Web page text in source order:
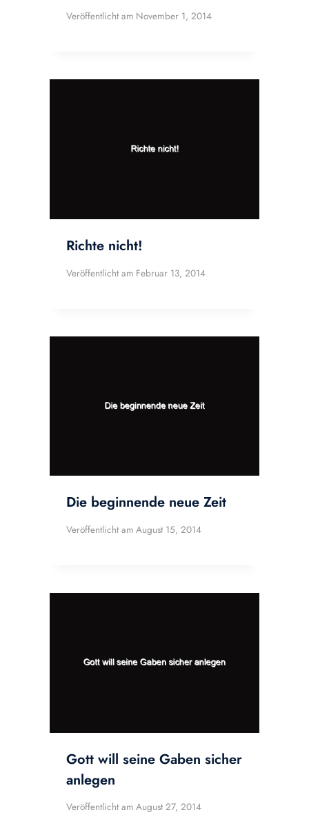
Veröffentlicht am November 1, 2014
Richte nicht!
Veröffentlicht am Februar 13, 2014
Die beginnende neue Zeit
Veröffentlicht am August 15, 2014
Gott will seine Gaben sicher
anlegen
Veröffentlicht am August 27, 2014